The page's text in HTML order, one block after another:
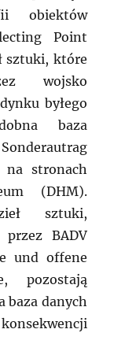
obiektów
Point
sztuki, które
wojsko
byłego
baza
stronach
(DHM).
sztuki,
przez BADV
und offene
pozostają
baza danych